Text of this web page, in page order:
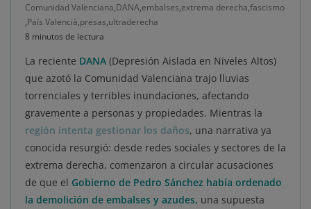
Comunidad Valenciana,DANA,embalses,extrema derecha,fascismo
,País Valencià,presas,ultraderecha
8 minutos de lectura
La reciente DANA (Depresión Aislada en Niveles Altos)
que azotó la Comunidad Valenciana trajo lluvias
torrenciales y terribles inundaciones, afectando
gravemente a personas y propiedades. Mientras la
región intenta gestionar los daños, una narrativa ya
conocida resurgió: desde redes sociales y sectores de la
extrema derecha, comenzaron a circular acusaciones
de que el Gobierno de Pedro Sánchez había ordenado
la demolición de embalses y azudes, una supuesta